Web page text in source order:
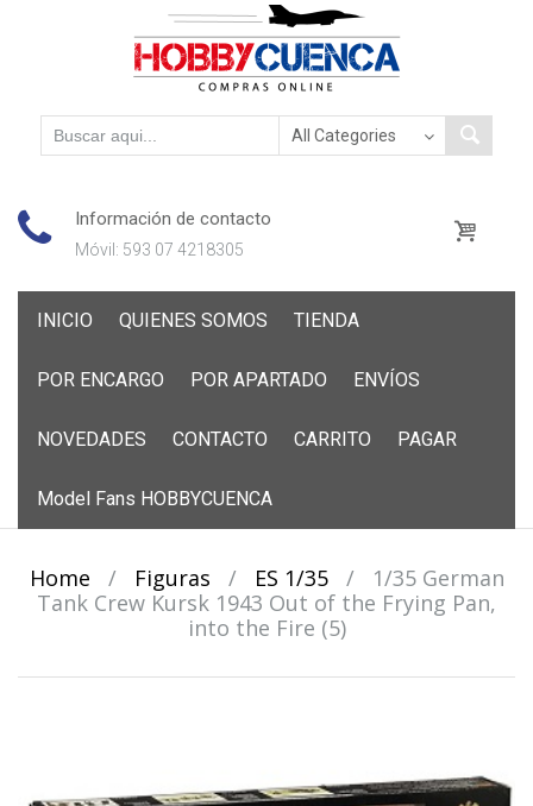
Información de contacto
Móvil: 593 07 4218305
INICIO QUIENES SOMOS TIENDA
POR ENCARGO POR APARTADO ENVÍOS
NOVEDADES CONTACTO CARRITO PAGAR
Model Fans HOBBYCUENCA
Home / Figuras / ES 1/35 /
1/35 German
Tank Crew Kursk 1943 Out of the Frying Pan,
into the Fire (5)